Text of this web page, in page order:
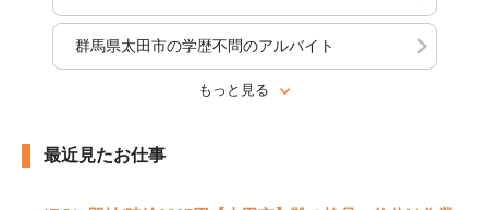
群馬県太田市の学歴不問のアルバイト
もっと見る
最近見たお仕事